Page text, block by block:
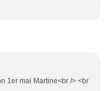
1er mai Martine<br /> <br